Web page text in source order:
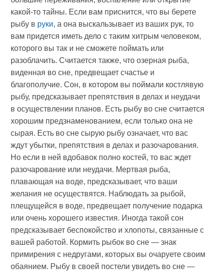
какой-то тайны. Если вам приснится, что вы берете
рыбу в руки, а она выскальзывает из ваших рук, то
вам придется иметь дело с таким хитрым человеком,
которого вы так и не сможете поймать или
разоблачить. Считается также, что озерная рыба,
виденная во сне, предвещает счастье и
благополучие. Сон, в котором вы поймали костлявую
рыбу, предсказывает препятствия в делах и неудачи
в осуществлении планов. Есть рыбу во сне считается
хорошим предзнаменованием, если только она не
сырая. Есть во сне сырую рыбу означает, что вас
ждут убытки, препятствия в делах и разочарования.
Но если в ней вдобавок полно костей, то вас ждет
разочарование или неудачи. Мертвая рыба,
плавающая на воде, предсказывает, что ваши
желания не осуществятся. Наблюдать за рыбой,
плещущейся в воде, предвещает получение подарка
или очень хорошего известия. Иногда такой сон
предсказывает беспокойство и хлопоты, связанные с
вашей работой. Кормить рыбок во сне — знак
примирения с недругами, которых вы очаруете своим
обаянием. Рыбу в своей постели увидеть во сне —